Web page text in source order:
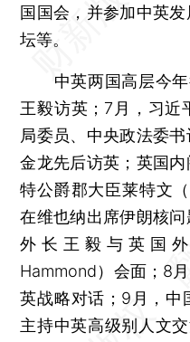
国国会，并参加中英
坛等。
中英两国高层今年
王毅访英；7月，习近
局委员、中央政法委
金龙先后访英；英国
特公爵郡大臣莱特文
在维也纳出席伊朗核
外长王毅与英国
Hammond）会面；8
英战略对话；9月，中
主持中英高级别人文